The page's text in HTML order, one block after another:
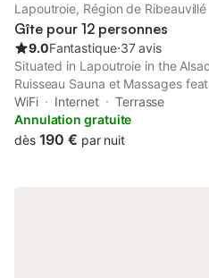
Lapoutroie, Région de Ribeauvillé
Gîte pour 12 personnes
9.0Fantastique⋅37 avis
Situated in Lapoutroie in the
Ruisseau Sauna et Massages
WiFi and free private parking, as
4-star apartment offers a garden.
WiFi Internet
Terrasse
Annulation gratuite
dès 190 € par nuit